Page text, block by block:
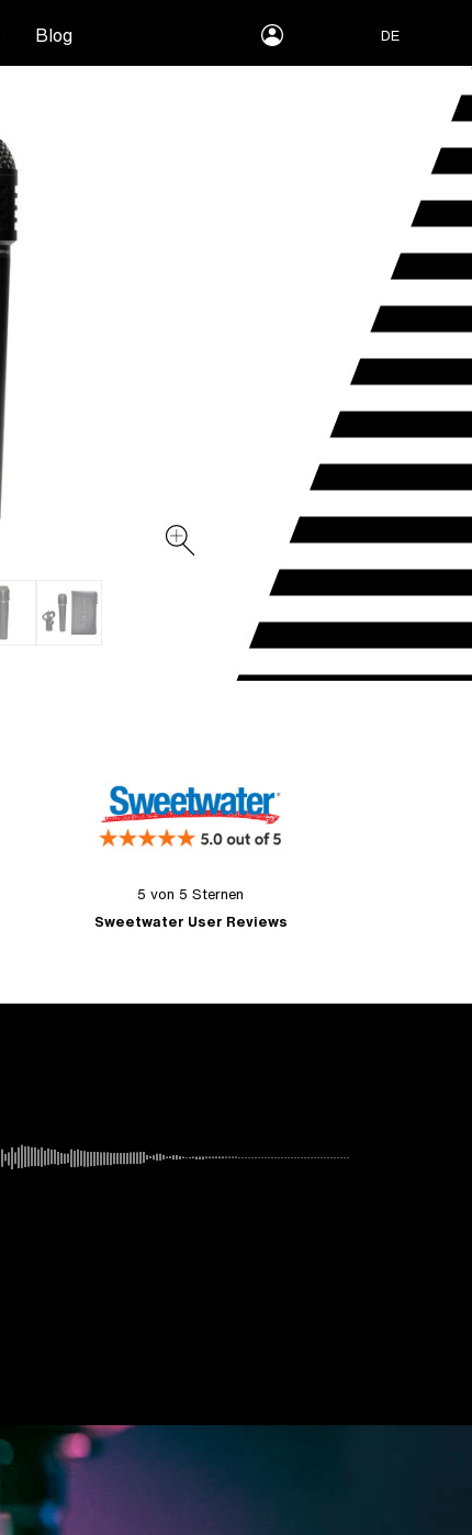
Blog myLEWITT
Account
DE
5 von 5 Sternen
Sweetwater User Reviews